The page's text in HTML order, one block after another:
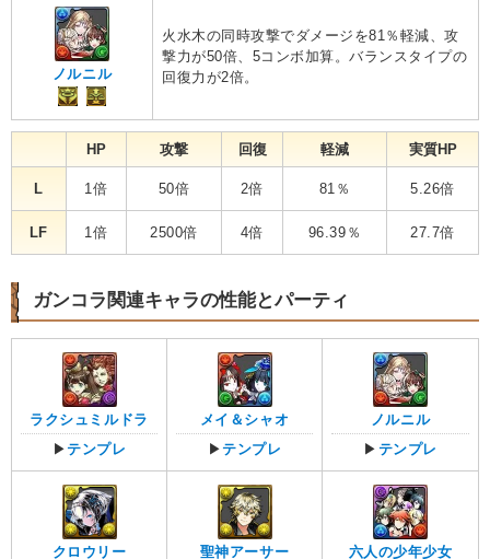
ノルニル
火水木の同時攻撃でダメージを81％軽減、攻
撃力が50倍、5コンボ加算。バランスタイプの
回復力が2倍。
HP 攻撃 回復 軽減 実質HP
L 1倍 50倍 2倍 81％ 5.26倍
LF 1倍 2500倍 4倍 96.39％ 27.7倍
ガンコラ関連キャラの性能とパーティ
ラクシュミルドラ
▶テンプレ
メイ＆シャオ
▶テンプレ
ノルニル
▶ テンプレ
クロウリー
聖神アーサー
六人の少年少女